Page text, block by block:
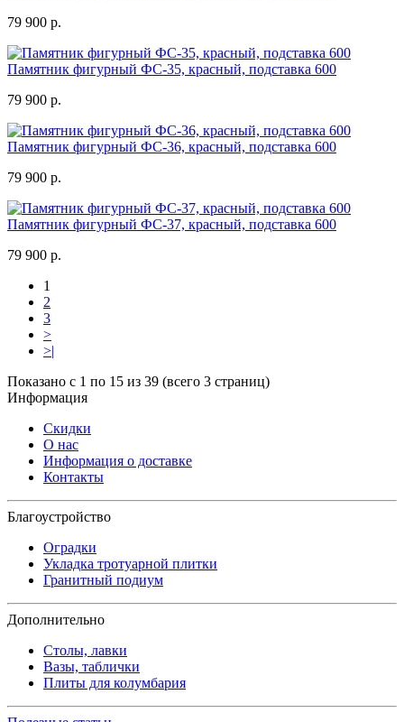
79 900 р.
Памятник фигурный ФС-35, красный, подставка 600
79 900 р.
Памятник фигурный ФС-36, красный, подставка 600
79 900 р.
Памятник фигурный ФС-37, красный, подставка 600
79 900 р.
1
2
3
>
>|
Показано с 1 по 15 из 39 (всего 3 страниц)
Информация
Скидки
О нас
Информация о доставке
Контакты
Благоустройство
Оградки
Укладка тротуарной плитки
Гранитный подиум
Дополнительно
Столы, лавки
Вазы, таблички
Плиты для колумбария